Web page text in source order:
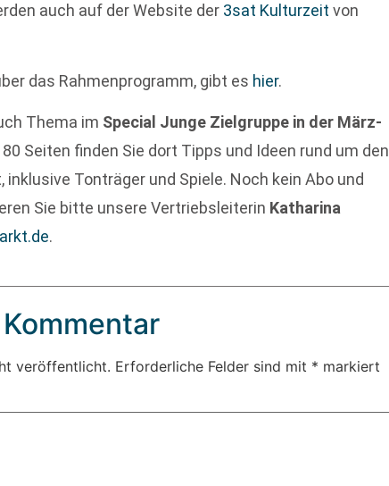
auch auf der Website der 3sat Kulturzeit von
das Rahmenprogramm, gibt es hier.
Thema im Special Junge Zielgruppe in der März-
80 Seiten finden Sie dort Tipps und Ideen rund um den
Tonträger und Spiele. Noch kein Abo und
Sie bitte unsere Vertriebsleiterin Katharina
.
veröffentlicht. Erforderliche Felder sind mit * markiert